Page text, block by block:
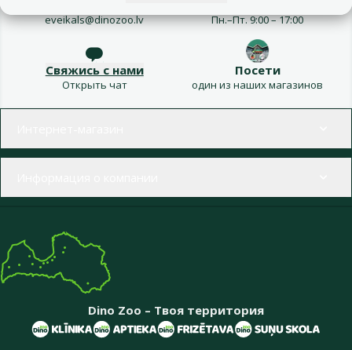
eveikals@dinozoo.lv Пн.–Пт. 9:00 – 17:00
Свяжись с нами
Открыть чат
Посети
один из наших магазинов
Dino Zoo – Твоя территория